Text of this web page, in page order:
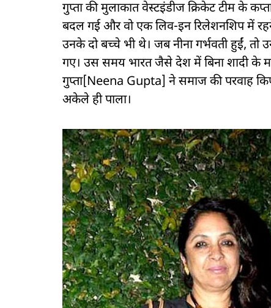
गुप्ता की मुलाकात वेस्टइंडीज क्रिकेट टीम के
बदल गई और वो एक लिव-इन रिलेशनशिप में
उनके दो बच्चे भी थे। जब नीना गर्भवती हुईं, तो
गए। उस समय भारत जैसे देश में बिना शादी के
गुप्ता[Neena Gupta] ने समाज की परवाह
अकेले ही पाला।